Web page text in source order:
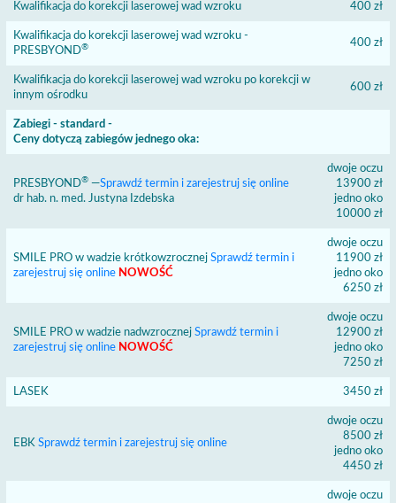
Kwalifikacja do korekcji laserowej wad wzroku 400 zł
Kwalifikacja do korekcji laserowej wad wzroku -
PRESBYOND® 400 zł
Kwalifikacja do korekcji laserowej wad wzroku po korekcji w
innym ośrodku
600 zł
Zabiegi - standard -
Ceny dotyczą zabiegów jednego oka:
PRESBYOND® —Sprawdź termin i zarejestruj się online
dr hab. n. med. Justyna Izdebska
dwoje oczu
13900 zł
jedno oko
10000 zł
SMILE PRO w wadzie krótkowzrocznej Sprawdź termin i
zarejestruj się online NOWOŚĆ
dwoje oczu
11900 zł
jedno oko
6250 zł
SMILE PRO w wadzie nadwzrocznej Sprawdź termin i
zarejestruj się online NOWOŚĆ
dwoje oczu
12900 zł
jedno oko
7250 zł
LASEK 3450 zł
EBK Sprawdź termin i zarejestruj się online
dwoje oczu
8500 zł
jedno oko
4450 zł
dwoje oczu